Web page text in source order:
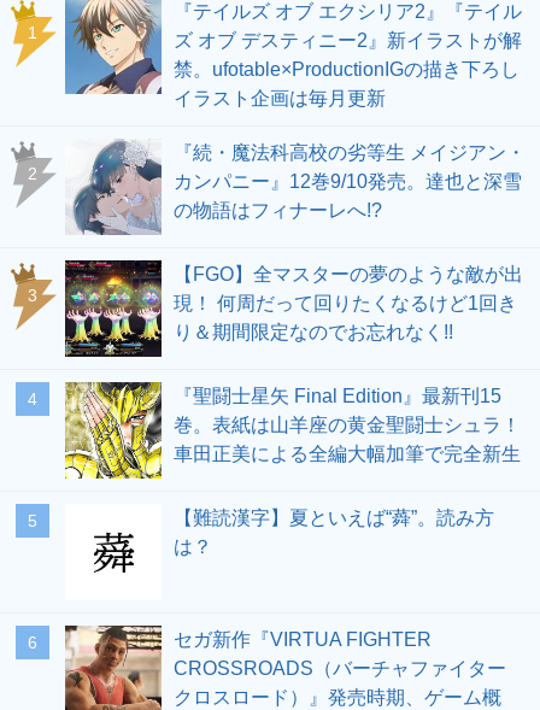
1
『テイルズ オブ エクシリア2』『テイル
ズ オブ デスティニー2』新イラストが解
禁。ufotable×ProductionIGの描き下ろし
イラスト企画は毎月更新
2
『続・魔法科高校の劣等生 メイジアン・
カンパニー』12巻9/10発売。達也と深雪
の物語はフィナーレへ!?
3
【FGO】全マスターの夢のような敵が出
現！ 何周だって回りたくなるけど1回き
り＆期間限定なのでお忘れなく!!
4
『聖闘士星矢 Final Edition』最新刊15
巻。表紙は山羊座の黄金聖闘士シュラ！
車田正美による全編大幅加筆で完全新生
5
【難読漢字】夏といえば“蕣”。読み方
は？
6
セガ新作『VIRTUA FIGHTER
CROSSROADS（バーチャファイター
クロスロード）』発売時期、ゲーム概